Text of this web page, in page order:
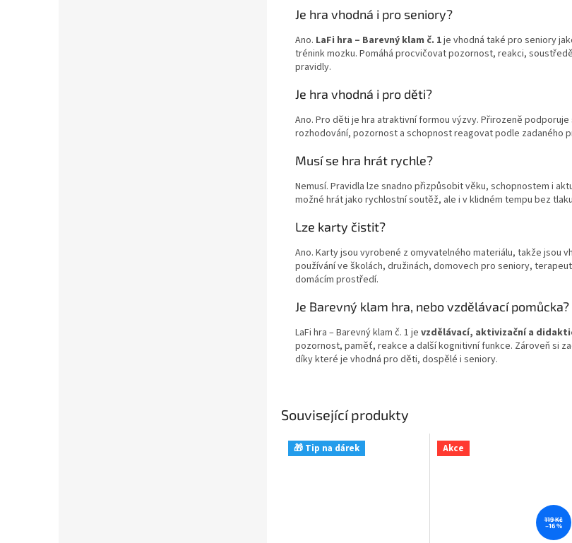
Je hra vhodná i pro seniory?
Ano. LaFi hra – Barevný klam č. 1je vhodná také pro seniory
trénink mozku. Pomáhá procvičovat pozornost, reakci,
pravidly.
Je hra vhodná i pro děti?
Ano. Pro děti je hra atraktivní formou výzvy. Přirozeně
rozhodování, pozornost a schopnost reagovat podle zadaného
Musí se hra hrát rychle?
Nemusí. Pravidla lze snadno přizpůsobit věku, schopnostem i
možné hrát jako rychlostní soutěž, ale i v klidném tempu bez
Lze karty čistit?
Ano. Karty jsou vyrobené z omyvatelného materiálu, takže jsou
používání ve školách, družinách, domovech pro seniory,
domácím prostředí.
Je Barevný klam hra, nebo vzdělávací pomůcka?
LaFi hra – Barevný klam č. 1 je vzdělávací, aktivizační a
pozornost, paměť, reakce a další kognitivní funkce. Zároveň si
díky které je vhodná pro děti, dospělé i seniory.
Související produkty
🎁 Tip na dárek Akce
119 Kč
–16 %